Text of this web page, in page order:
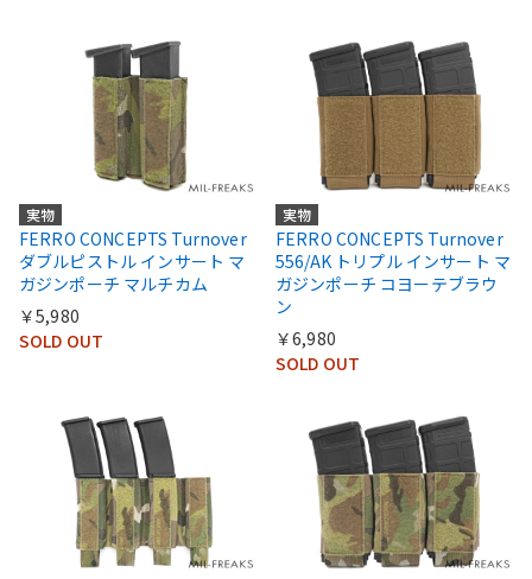
実物
FERRO CONCEPTS Turnover
ダブルピストル インサート マ
ガジンポーチ マルチカム
￥5,980
SOLD OUT
実物
FERRO CONCEPTS Turnover
556/AK トリプル インサート マ
ガジンポーチ コヨーテブラウ
ン
￥6,980
SOLD OUT